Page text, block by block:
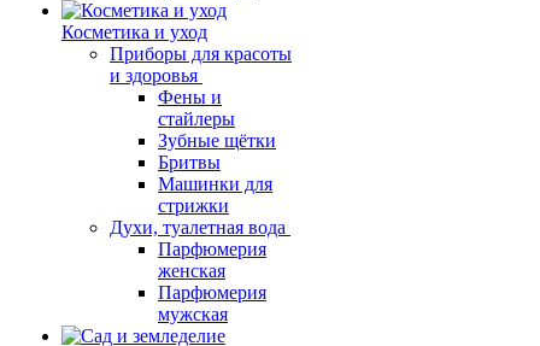
Косметика и уход
Приборы для красоты
и здоровья
Фены и
стайлеры
Зубные щётки
Бритвы
Машинки для
стрижки
Духи, туалетная вода
Парфюмерия
женская
Парфюмерия
мужская